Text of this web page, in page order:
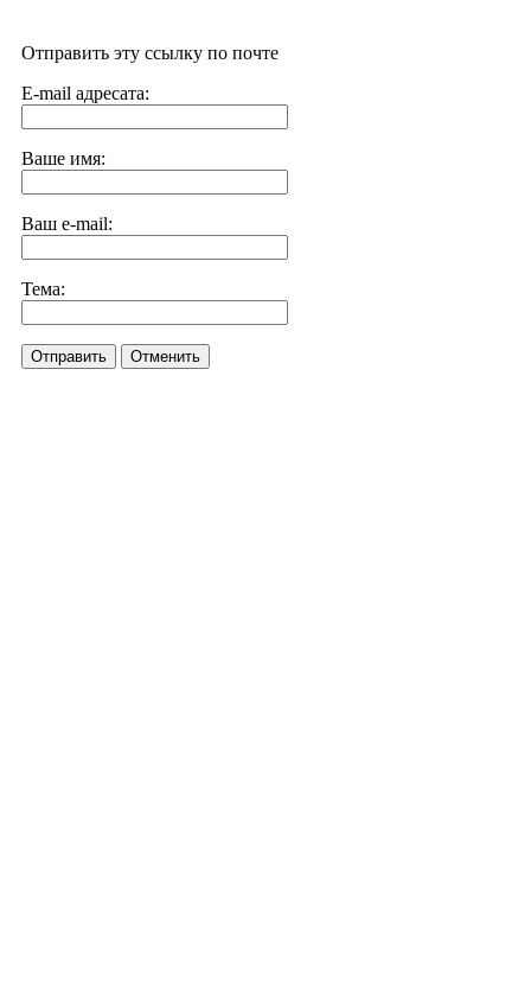
Отправить эту ссылку по почте
E-mail адресата:
Ваше имя:
Ваш e-mail:
Тема:
Отправить Отменить